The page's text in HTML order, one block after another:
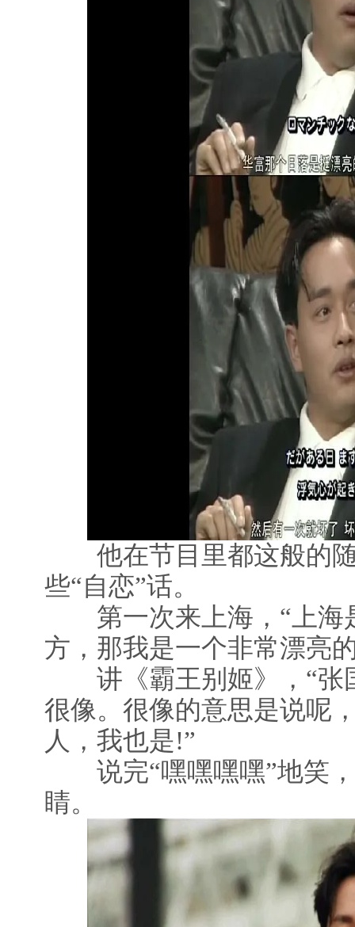
他在节目里都这般的随
些“自恋”话。
第一次来上海，“上海
方，那我是一个非常漂亮
讲《霸王别姬》，“张
很像。很像的意思是说呢
人，我也是!”
说完“嘿嘿嘿嘿”地笑，
睛。